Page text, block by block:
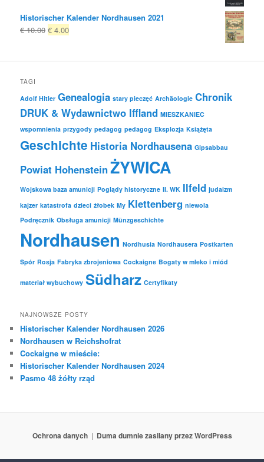
Historischer Kalender Nordhausen 2021
€10.00 Oryginalna
€ 4.00Obecna
TAGI
Adolf Hitler Genealogia stary pieczęć Archäologie Chronik
DRUK & Wydawnictwo Iffland MIESZKANIEC
wspomnienia przygody pedagog pedagog Eksplozja Książęta
Geschichte Historia Nordhausena Gipsabbau
Powiat HohensteinŻYWICA
Wojskowa baza amunicji Poglądy historyczne II. WK Ilfeld judaizm
kajzer katastrofa dzieci żłobek My Klettenberg niewola
Podręcznik Obsługa amunicji Münzgeschichte
Nordhausen Nordhusia Nordhausera Postkarten
Spór Rosja Fabryka zbrojeniowa Cockaigne Bogaty w mleko i miód
materiał wybuchowy Südharz Certyfikaty
NAJNOWSZE POSTY
Historischer Kalender Nordhausen 2026
Nordhausen w Reichshofrat
Cockaigne w mieście:
Historischer Kalender Nordhausen 2024
Pasmo 48 żółty rząd
Ochrona danych Duma dumnie zasilany przez WordPress